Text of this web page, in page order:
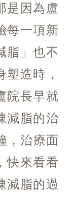
是因為盧
每一項新
脂」也不
造時，
院長早就
減脂的治
，治療面
快來看看
減脂的過